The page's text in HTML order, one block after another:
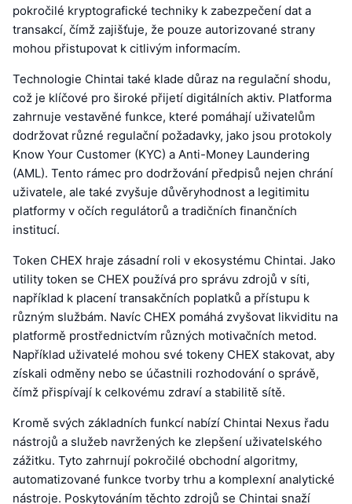
pokročilé kryptografické techniky k zabezpečení dat a
transakcí, čímž zajišťuje, že pouze autorizované strany
mohou přistupovat k citlivým informacím.
Technologie Chintai také klade důraz na regulační shodu,
což je klíčové pro široké přijetí digitálních aktiv. Platforma
zahrnuje vestavěné funkce, které pomáhají uživatelům
dodržovat různé regulační požadavky, jako jsou protokoly
Know Your Customer (KYC) a Anti-Money Laundering
(AML). Tento rámec pro dodržování předpisů nejen chrání
uživatele, ale také zvyšuje důvěryhodnost a legitimitu
platformy v očích regulátorů a tradičních finančních
institucí.
Token CHEX hraje zásadní roli v ekosystému Chintai. Jako
utility token se CHEX používá pro správu zdrojů v síti,
například k placení transakčních poplatků a přístupu k
různým službám. Navíc CHEX pomáhá zvyšovat likviditu na
platformě prostřednictvím různých motivačních metod.
Například uživatelé mohou své tokeny CHEX stakovat, aby
získali odměny nebo se účastnili rozhodování o správě,
čímž přispívají k celkovému zdraví a stabilitě sítě.
Kromě svých základních funkcí nabízí Chintai Nexus řadu
nástrojů a služeb navržených ke zlepšení uživatelského
zážitku. Tyto zahrnují pokročilé obchodní algoritmy,
automatizované funkce tvorby trhu a komplexní analytické
nástroje. Poskytováním těchto zdrojů se Chintai snaží